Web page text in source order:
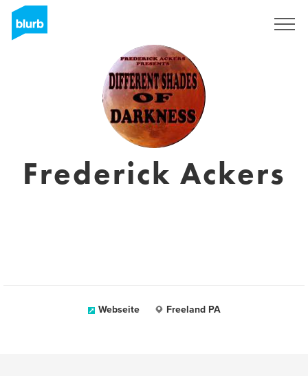
Frederick Ackers
Webseite Freeland PA